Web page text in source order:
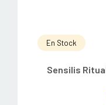
En Stock
Sensilis